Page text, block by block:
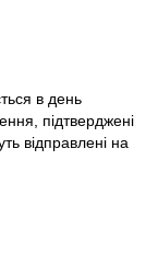
в день
підтверджені
відправлені на